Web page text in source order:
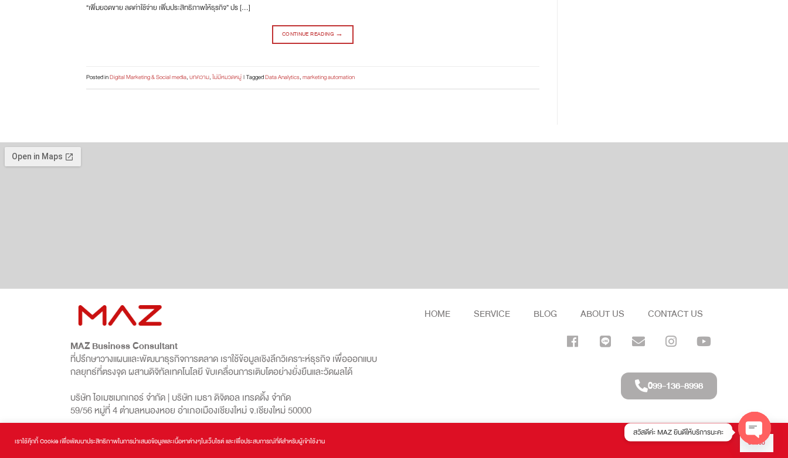
“เพิ่มยอดขาย ลดค่าใช้จ่าย เพิ่มประสิทธิภาพให้ธุรกิจ” ปร […]
CONTINUE READING →
Posted inDigital Marketing & Social media,บทความ,ไม่มีหมวดหมู่|TaggedData Analytics,marketing automation
HOME SERVICE BLOG ABOUT US
CONTACT US
MAZ Business Consultant
ที่ปรึกษาวางแผนและพัฒนาธุรกิจการตลาด เราใช้ข้อมูลเชิงลึกวิเคราะห์ธุรกิจ เพื่อออกแบบ
กลยุทธ์ที่ตรงจุด ผสานดิจิทัลเทคโนโลยี ขับเคลื่อนการเติบโตอย่างยั่งยืนและวัดผลได้
บริษัท ไอเมซเมกเกอร์ จำกัด | บริษัท เมธา ดิจิตอล เทรดดิ้ง จำกัด
59/56 หมู่ที่ 4 ตำบลหนองหอย อำเภอเมืองเชียงใหม่ จ.เชียงใหม่ 50000
099-136-8998
เราใช้คุ๊กกี้ Cookie เพื่อพัฒนาประสิทธิภาพในการนำเสนอข้อมูลและเนื้อหาต่างๆในเว็บไซต์ และเพื่อประสบการณ์ที่ดีสำหรับผู้เข้าใช้งาน ยอมรับ
สวัสดีค่ะ MAZ ยินดีให้บริการนะคะ